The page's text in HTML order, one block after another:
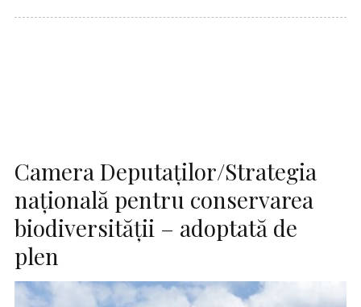
Camera Deputaţilor/Strategia
naţională pentru conservarea
biodiversităţii – adoptată de
plen